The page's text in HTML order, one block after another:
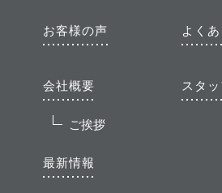
お客様の声 よく
会社概要
ご挨拶
スタ
最新情報